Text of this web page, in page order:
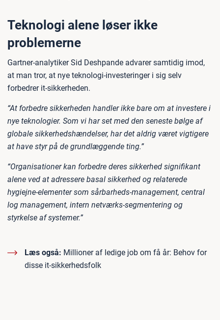
Teknologi alene løser ikke
problemerne
Gartner-analytiker Sid Deshpande advarer samtidig imod,
at man tror, at nye teknologi-investeringer i sig selv
forbedrer it-sikkerheden.
“At forbedre sikkerheden handler ikke bare om at investere i
nye teknologier. Som vi har set med den seneste bølge af
globale sikkerhedshændelser, har det aldrig været vigtigere
at have styr på de grundlæggende ting.”
“Organisationer kan forbedre deres sikkerhed signifikant
alene ved at adressere basal sikkerhed og relaterede
hygiejne-elementer som sårbarheds-management, central
log management, intern netværks-segmentering og
styrkelse af systemer.”
Læs også: Millioner af ledige job om få år: Behov for
disse it-sikkerhedsfolk